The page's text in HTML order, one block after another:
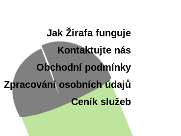
Jak Žirafa funguje
Kontaktujte nás
Obchodní podmínky
Zpracování osobních údajů
Ceník služeb